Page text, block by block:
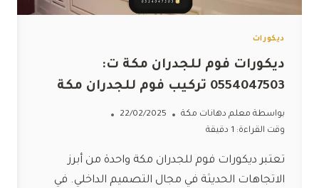
ديكورات
ديكورات فوم للجدران مكة ت:
0554047503 تركيب فوم للجدران مكة
بواسطة معلم دهانات مكة
22/02/2025
وقت القراءة:
دقيقة
تعتبر ديكورات فوم للجدران مكة واحدة من أبرز
الاتجاهات الحديثة في مجال التصميم الداخلي. في